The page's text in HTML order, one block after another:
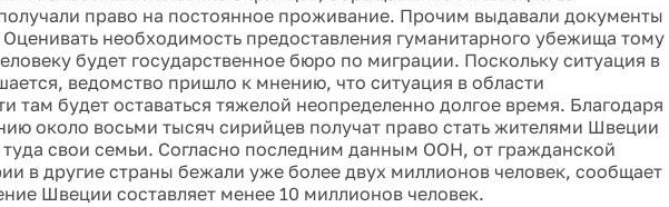
право на постоянное проживание. Прочим выдавали документы
Оценивать необходимость предоставления гуманитарного убежища тому
будет государственное бюро по миграции. Поскольку ситуация в
ведомство пришло к мнению, что ситуация в области
там будет оставаться тяжелой неопределенно долгое время. Благодаря
около восьми тысяч сирийцев получат право стать жителями Швеции
туда свои семьи. Согласно последним данным ООН, от гражданской
в другие страны бежали уже более двух миллионов человек, сообщает
Швеции составляет менее 10 миллионов человек.